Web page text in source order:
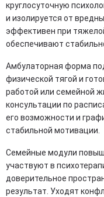
круглосуточную
и изолируется от
эффективен при
обеспечивают
Амбулаторная форма
физической тягой и
работой или семейной
консультации по
его возможности и
стабильной мотивации.
Семейные модули
участвуют в
доверительное
результат. Уходят